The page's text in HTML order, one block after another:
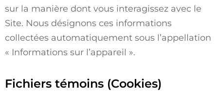
sur la manière dont vous interagissez avec le
Site. Nous désignons ces informations
collectées automatiquement sous l’appellation
« Informations sur l’appareil ».
Fichiers témoins (Cookies)